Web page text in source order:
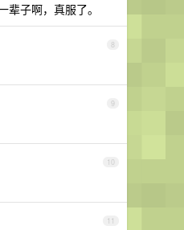
子啊，真服了。
8
9
10
11